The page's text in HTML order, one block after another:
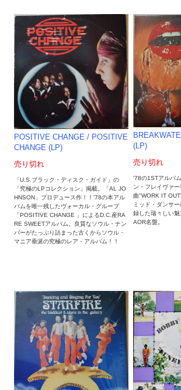
POSITIVE CHANGE ‎/ POSITIVE
CHANGE (LP)
売り切れ
「U.S.ブラック・ディスク・ガイド」の
「究極のLPコレクション」掲載。「AL JO
HNSON」プロデュース作！！'78の本アル
バムを唯一残したヴォーカル・グループ
「POSITIVE CHANGE 」によるD.C.産RA
RE SWEETアルバム。良質なソウル・ナン
バーがたっぷり詰まった古くからソウル・
マニア垂涎の究極のレア・アルバム！！
(LP)
売り切れ
'78の1STアルバ
ン・フレイヴァ
曲"WORK IT
ミッド・ダンサ
録した瑞々しい
AOR名盤。